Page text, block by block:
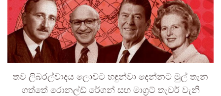
තව ලිබරල්වාදය ලොවට හඳුන්වා දෙන්නට මුල් තැන
ගත්තේ රොනල්ඩ් රේගන් සහ මාග්‍රට් තැචර් වැනි